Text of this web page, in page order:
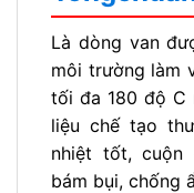
Là dòng van
môi trường làm
tối đa 180 độ C
liệu chế tạo
nhiệt tốt, cuộn
bám bụi, chống